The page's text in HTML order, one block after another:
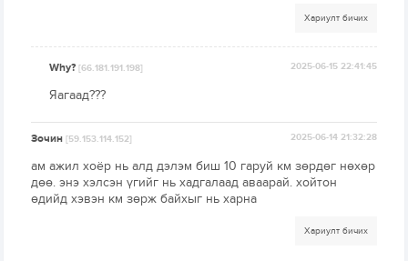
Хариулт бичих
Why?[66.181.191.198] 2025-06-15 22:41:45
Яагаад???
Зочин[59.153.114.152] 2025-06-14 21:32:28
ам ажил хоёр нь алд дэлэм биш 10 гаруй км зөрдөг нөхөр
дөө. энэ хэлсэн үгийг нь хадгалаад аваарай. хойтон
өдийд хэвэн км зөрж байхыг нь харна
Хариулт бичих